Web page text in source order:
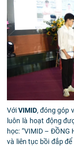
VớiVIMID, đóng góp
luôn là hoạt động
học: “VIMID – ĐỒNG
và liên tục bồi đắp